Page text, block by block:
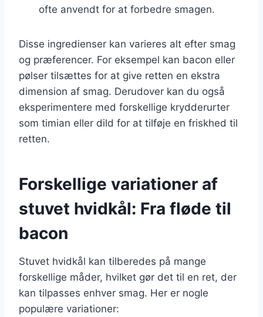
ofte anvendt for at forbedre smagen.
Disse ingredienser kan varieres alt efter smag
og præferencer. For eksempel kan bacon eller
pølser tilsættes for at give retten en ekstra
dimension af smag. Derudover kan du også
eksperimentere med forskellige krydderurter
som timian eller dild for at tilføje en friskhed til
retten.
Forskellige variationer af
stuvet hvidkål: Fra fløde til
bacon
Stuvet hvidkål kan tilberedes på mange
forskellige måder, hvilket gør det til en ret, der
kan tilpasses enhver smag. Her er nogle
populære variationer: